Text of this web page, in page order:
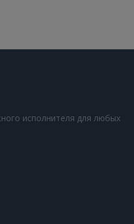
исполнителя для любых